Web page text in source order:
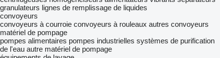
granulateurs lignes de remplissage de liquides
convoyeurs
convoyeurs à courroie convoyeurs à rouleaux autres convoyeurs
matériel de pompage
pompes alimentaires pompes industrielles systèmes de purification
de l'eau autre matériel de pompage